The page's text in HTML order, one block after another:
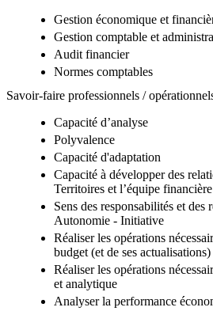
Gestion économique et
Gestion comptable et
Audit financier
Normes comptables
Savoir-faire professionnels /
Capacité d’analyse
Polyvalence
Capacité d'adaptation
Capacité à développer des
Territoires et l’équipe financière
Sens des responsabilités et des
Autonomie - Initiative
Réaliser les opérations
budget (et de ses
Réaliser les opérations
et analytique
Analyser la performance